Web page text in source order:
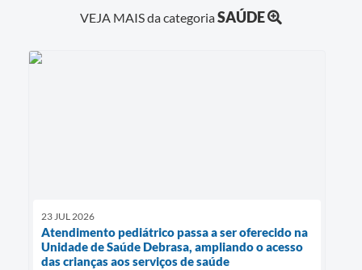
VEJA MAIS da categoriaSAÚDE
23 JUL 2026
Atendimento pediátrico passa a ser oferecido na
Unidade de Saúde Debrasa, ampliando o acesso
das crianças aos serviços de saúde